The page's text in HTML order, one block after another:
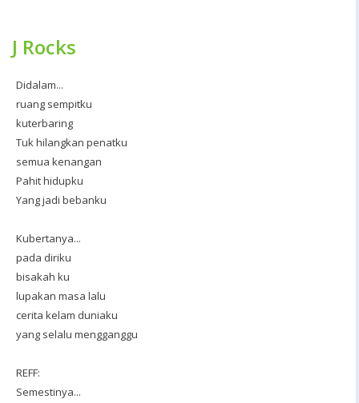
J Rocks
Didalam...
ruang sempitku
kuterbaring
Tuk hilangkan penatku
semua kenangan
Pahit hidupku
Yang jadi bebanku
Kubertanya...
pada diriku
bisakah ku
lupakan masa lalu
cerita kelam duniaku
yang selalu mengganggu
REFF:
Semestinya...